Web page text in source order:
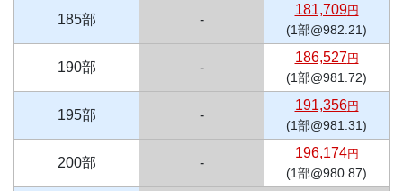
185部 -
181,709円
(1部@982.21)
190部 -
186,527円
(1部@981.72)
195部 -
191,356円
(1部@981.31)
200部 -
196,174円
(1部@980.87)